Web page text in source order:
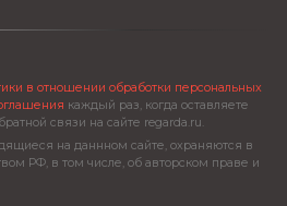
в отношении обработки персональных
каждый раз, когда оставляете
связи на сайте regarda.ru.
на даннном сайте, охраняются в
РФ, в том числе, об авторском праве и